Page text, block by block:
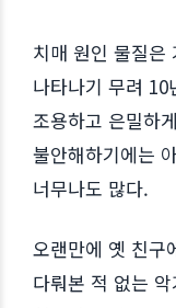
치매 원인 물질은
나타나기 무려
조용하고 은밀하
불안해하기에는
너무나도 많다.
오랜만에 옛 친구
다뤄본 적 없는